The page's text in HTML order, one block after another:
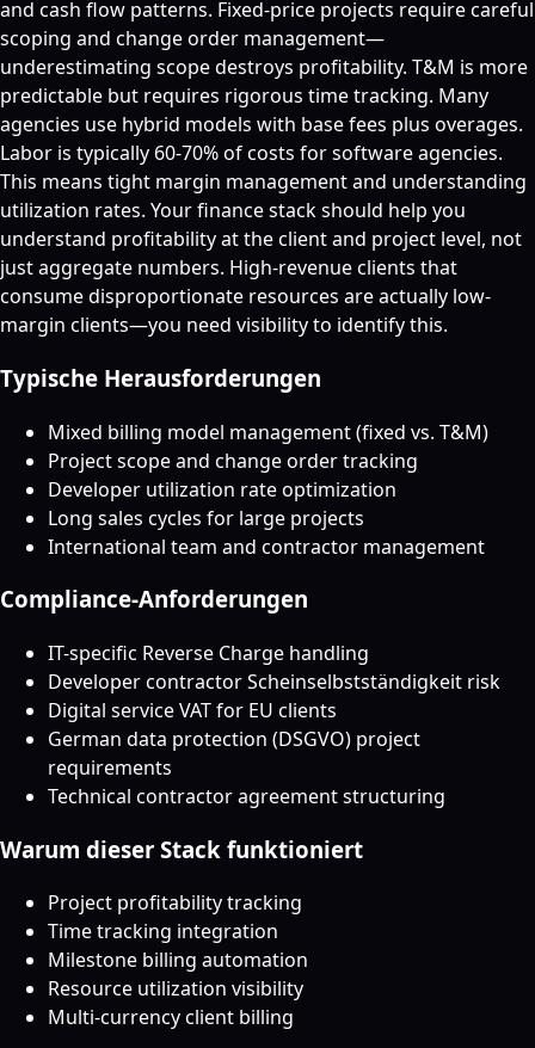
and cash flow patterns. Fixed-price projects require careful
scoping and change order management—
underestimating scope destroys profitability. T&M is more
predictable but requires rigorous time tracking. Many
agencies use hybrid models with base fees plus overages.
Labor is typically 60-70% of costs for software agencies.
This means tight margin management and understanding
utilization rates. Your finance stack should help you
understand profitability at the client and project level, not
just aggregate numbers. High-revenue clients that
consume disproportionate resources are actually low-
margin clients—you need visibility to identify this.
Typische Herausforderungen
Mixed billing model management (fixed vs. T&M)
Project scope and change order tracking
Developer utilization rate optimization
Long sales cycles for large projects
International team and contractor management
Compliance-Anforderungen
IT-specific Reverse Charge handling
Developer contractor Scheinselbstständigkeit risk
Digital service VAT for EU clients
German data protection (DSGVO) project
requirements
Technical contractor agreement structuring
Warum dieser Stack funktioniert
Project profitability tracking
Time tracking integration
Milestone billing automation
Resource utilization visibility
Multi-currency client billing